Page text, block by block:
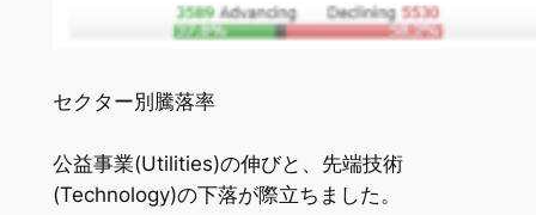
セクター別騰落率
公益事業(Utilities)の伸びと、先端技術
(Technology)の下落が際立ちました。